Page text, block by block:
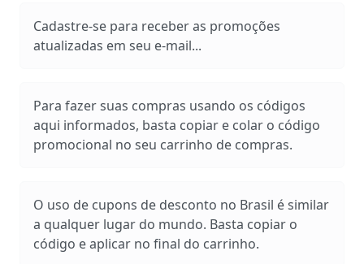
Cadastre-se para receber as promoções
atualizadas em seu e-mail...
Para fazer suas compras usando os códigos
aqui informados, basta copiar e colar o código
promocional no seu carrinho de compras.
O uso de cupons de desconto no Brasil é similar
a qualquer lugar do mundo. Basta copiar o
código e aplicar no final do carrinho.